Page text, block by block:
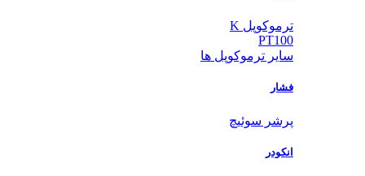
ترموکوپل K
PT100
سایر ترموکوپل ها
فشار
پرشر سوئیچ
انکودر